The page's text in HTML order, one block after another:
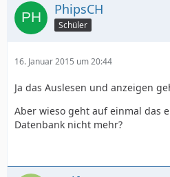
PhipsCH
Schüler
16. Januar 2015 um 20:44
Ja das Auslesen und anzeigen
Aber wieso geht auf einmal das
Datenbank nicht mehr?